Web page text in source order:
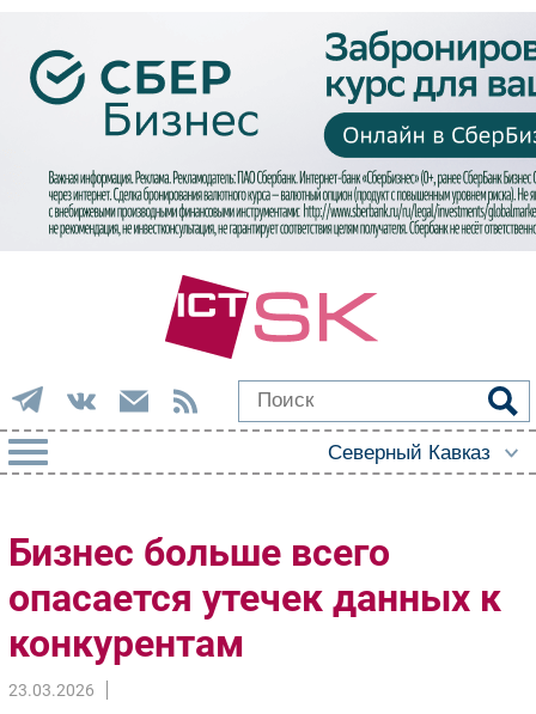
Импорто­замещение
Автоматизация Промышленности
Интернет
Мобильная связь
Фиксированная связь
Бизнес больше всего
опасается утечек данных к
конкурентам
23.03.2026